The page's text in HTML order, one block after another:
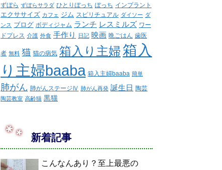
ずぼら ずぼらサラダ ひとりぼっち ぼっち インプラント
エクササイズ カフェ ジム スピリチュアル ダイソー ダ
ンス ブログ ボディジャム ランチ レスミルズ ワー
ドプレス 介護 外食 手作り 日記 映画 晩ごはん 歯医
者 無料 猫 猫の病気 箱入り主婦 箱入
り主婦baaba 箱入主婦baaba 簡単
肺がん 肺がんステージⅣ 肺がん再発 誕生日 陶芸
陶芸教室 高齢猫 黒猫
新着記事
こんなんあり？至上最悪の